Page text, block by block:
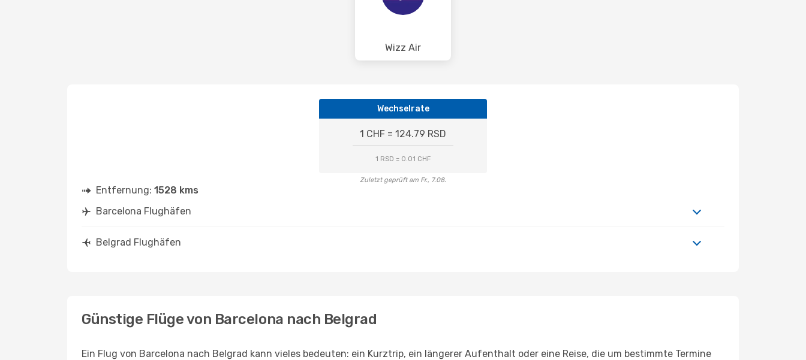
Wizz Air
Wechselrate
1 CHF = 124.79 RSD
1 RSD = 0.01 CHF
Zuletzt geprüft am Fr., 7.08.
Entfernung: 1528 kms
Barcelona Flughäfen
Belgrad Flughäfen
Günstige Flüge von Barcelona nach Belgrad
Ein Flug von Barcelona nach Belgrad kann vieles bedeuten: ein Kurztrip, ein längerer Aufenthalt oder eine Reise, die um bestimmte Termine